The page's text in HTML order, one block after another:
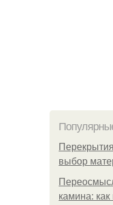
выбор
камина: